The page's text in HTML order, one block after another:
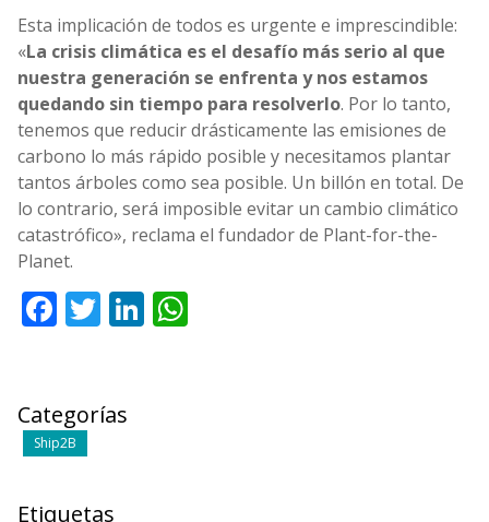
Esta implicación de todos es urgente e imprescindible:
«La crisis climática es el desafío más serio al que
nuestra generación se enfrenta y nos estamos
quedando sin tiempo para resolverlo. Por lo tanto,
tenemos que reducir drásticamente las emisiones de
carbono lo más rápido posible y necesitamos plantar
tantos árboles como sea posible. Un billón en total. De
lo contrario, será imposible evitar un cambio climático
catastrófico», reclama el fundador de Plant-for-the-
Planet.
Facebook
TwitterLinkedIn
Categorías
Ship2B
Etiquetas